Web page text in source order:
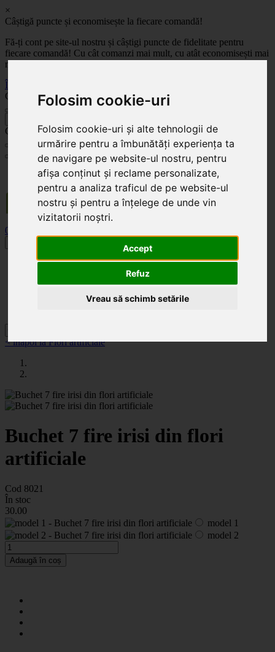
Folosim cookie-uri
Folosim cookie-uri și alte tehnologii de
urmărire pentru a îmbunătăți experiența ta
de navigare pe website-ul nostru, pentru
afișa conținut și reclame personalizate,
pentru a analiza traficul de pe website-ul
nostru și pentru a înțelege de unde vin
vizitatorii noștri.
Accept
Refuz
Vreau să schimb setările
×
Câștigă puncte și economisește la fiecare comandă!
Fă-ți cont pe site-ul nostru și câștigi puncte de fidelitate pentru
fiecare comandă! Cu cât comanzi mai mult, cu atât economisești mai
mult!
Înregistrează-te acum
Celoplast
Celoplast
Transportul este GRATUIT pentru comenzile mai mari de 350 Lei. Comanda minimă în
valoare de 100 Lei. Expediere în 1 - 2 zile lucrătoare.
0
Acasă
Noutăți
< înapoi la Flori artificiale
Buchet 7 fire irisi din flori
artificiale
Cod 8021
În stoc
30.00
model 1
model 2
Adaugă în coș